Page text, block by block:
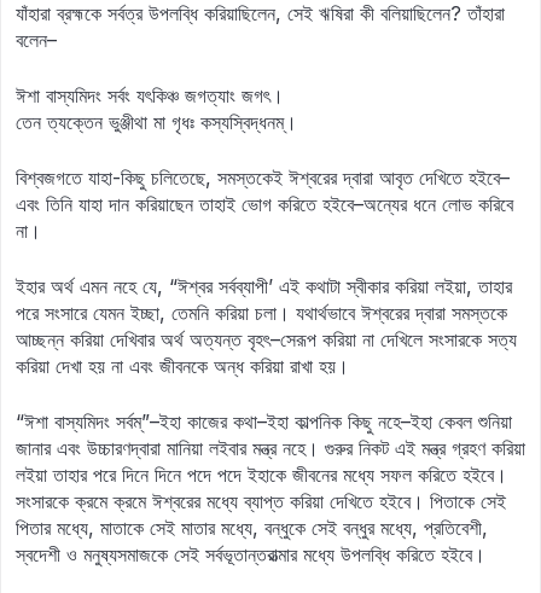
যাঁহারা ব্রহ্মকে সর্বত্র উপলব্ধি করিয়াছিলেন, সেই ঋষিরা কী বলিয়াছিলেন? তাঁহারা
বলেন–
ঈশা বাস্যমিদং সর্বং যৎকিঞ্চ জগত্যাং জগৎ।
তেন ত্যক্তেন ভুঞ্জীথা মা গৃধঃ কস্যস্বিদ্ধনম্‌।
বিশ্বজগতে যাহা-কিছু চলিতেছে, সমস্তকেই ঈশ্বরের দ্বারা আবৃত দেখিতে হইবে–
এবং তিনি যাহা দান করিয়াছেন তাহাই ভোগ করিতে হইবে–অন্যের ধনে লোভ করিবে
না।
ইহার অর্থ এমন নহে যে, “ঈশ্বর সর্বব্যাপী’ এই কথাটা স্বীকার করিয়া লইয়া, তাহার
পরে সংসারে যেমন ইচ্ছা, তেমনি করিয়া চলা। যথার্থভাবে ঈশ্বরের দ্বারা সমস্তকে
আচ্ছন্ন করিয়া দেখিবার অর্থ অত্যন্ত বৃহৎ–সেরূপ করিয়া না দেখিলে সংসারকে সত্য
করিয়া দেখা হয় না এবং জীবনকে অন্ধ করিয়া রাখা হয়।
“ঈশা বাস্যমিদং সর্বম্‌”–ইহা কাজের কথা–ইহা কাল্পনিক কিছু নহে–ইহা কেবল শুনিয়া
জানার এবং উচ্চারণদ্বারা মানিয়া লইবার মন্ত্র নহে। গুরুর নিকট এই মন্ত্র গ্রহণ করিয়া
লইয়া তাহার পরে দিনে দিনে পদে পদে ইহাকে জীবনের মধ্যে সফল করিতে হইবে।
সংসারকে ক্রমে ক্রমে ঈশ্বরের মধ্যে ব্যাপ্ত করিয়া দেখিতে হইবে। পিতাকে সেই
পিতার মধ্যে, মাতাকে সেই মাতার মধ্যে, বন্ধুকে সেই বন্ধুর মধ্যে, প্রতিবেশী,
স্বদেশী ও মনুষ্যসমাজকে সেই সর্বভূতান্তরাত্মার মধ্যে উপলব্ধি করিতে হইবে।